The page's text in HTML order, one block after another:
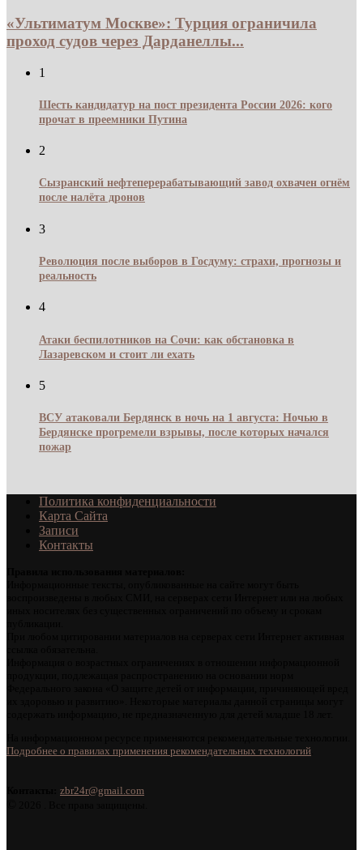
«Ультиматум Москве»: Турция ограничила
проход судов через Дарданеллы...
1
Шесть кандидатур на пост президента России 2026: кого
прочат в преемники Путина
2
Сызранский нефтеперерабатывающий завод охвачен огнём
после налёта дронов
3
Революция после выборов в Госдуму: страхи, прогнозы и
реальность
4
Атаки беспилотников на Сочи: как обстановка в
Лазаревском и стоит ли ехать
5
ВСУ атаковали Бердянск в ночь на 1 августа: Ночью в
Бердянске прогремели взрывы, после которых начался
пожар
Политика конфиденциальности
Карта Сайта
Записи
Контакты
Подробнее о правилах применения рекомендательных технологий
zbr24r@gmail.com